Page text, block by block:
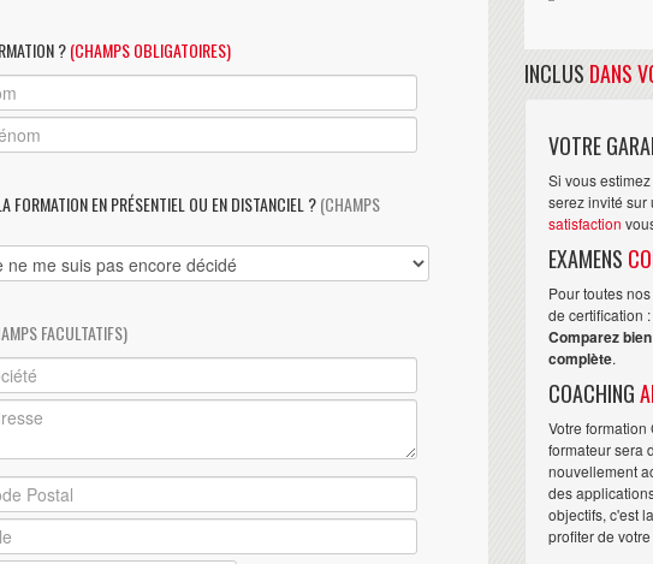
?(CHAMPS OBLIGATOIRES)
FORMATION EN PRÉSENTIEL OU EN DISTANCIEL ?(CHAMPS
FACULTATIFS)
INCLUS DANS
VOTRE
Si vous
serez invité sur
satisfaction
EXAMENS
Pour toutes nos
de certification
Comparez
complète.
COACHING
Votre formation
formateur sera
nouvellement
des
objectifs, c'est
profiter de